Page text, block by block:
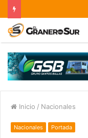
Inicio / Nacionales
Nacionales Portada